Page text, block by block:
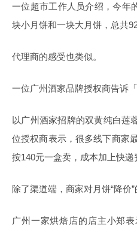
一位超市工作人员介绍，今年
块小月饼和一块大月饼，总共
代理商的感受也类似。
一位广州酒家品牌授权商告诉
以广州酒家招牌的双黄纯白莲
位授权商表示，很多线下商家
按140元一盒卖，成本加上快递
除了渠道端，商家对月饼“降价”
广州一家烘焙店的店主小郑